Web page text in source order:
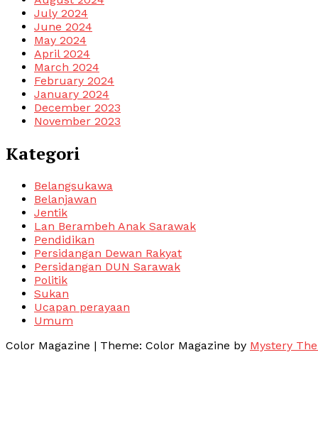
July 2024
June 2024
May 2024
April 2024
March 2024
February 2024
January 2024
December 2023
November 2023
Kategori
Belangsukawa
Belanjawan
Jentik
Lan Berambeh Anak Sarawak
Pendidikan
Persidangan Dewan Rakyat
Persidangan DUN Sarawak
Politik
Sukan
Ucapan perayaan
Umum
Color Magazine | Theme: Color Magazine by Mystery